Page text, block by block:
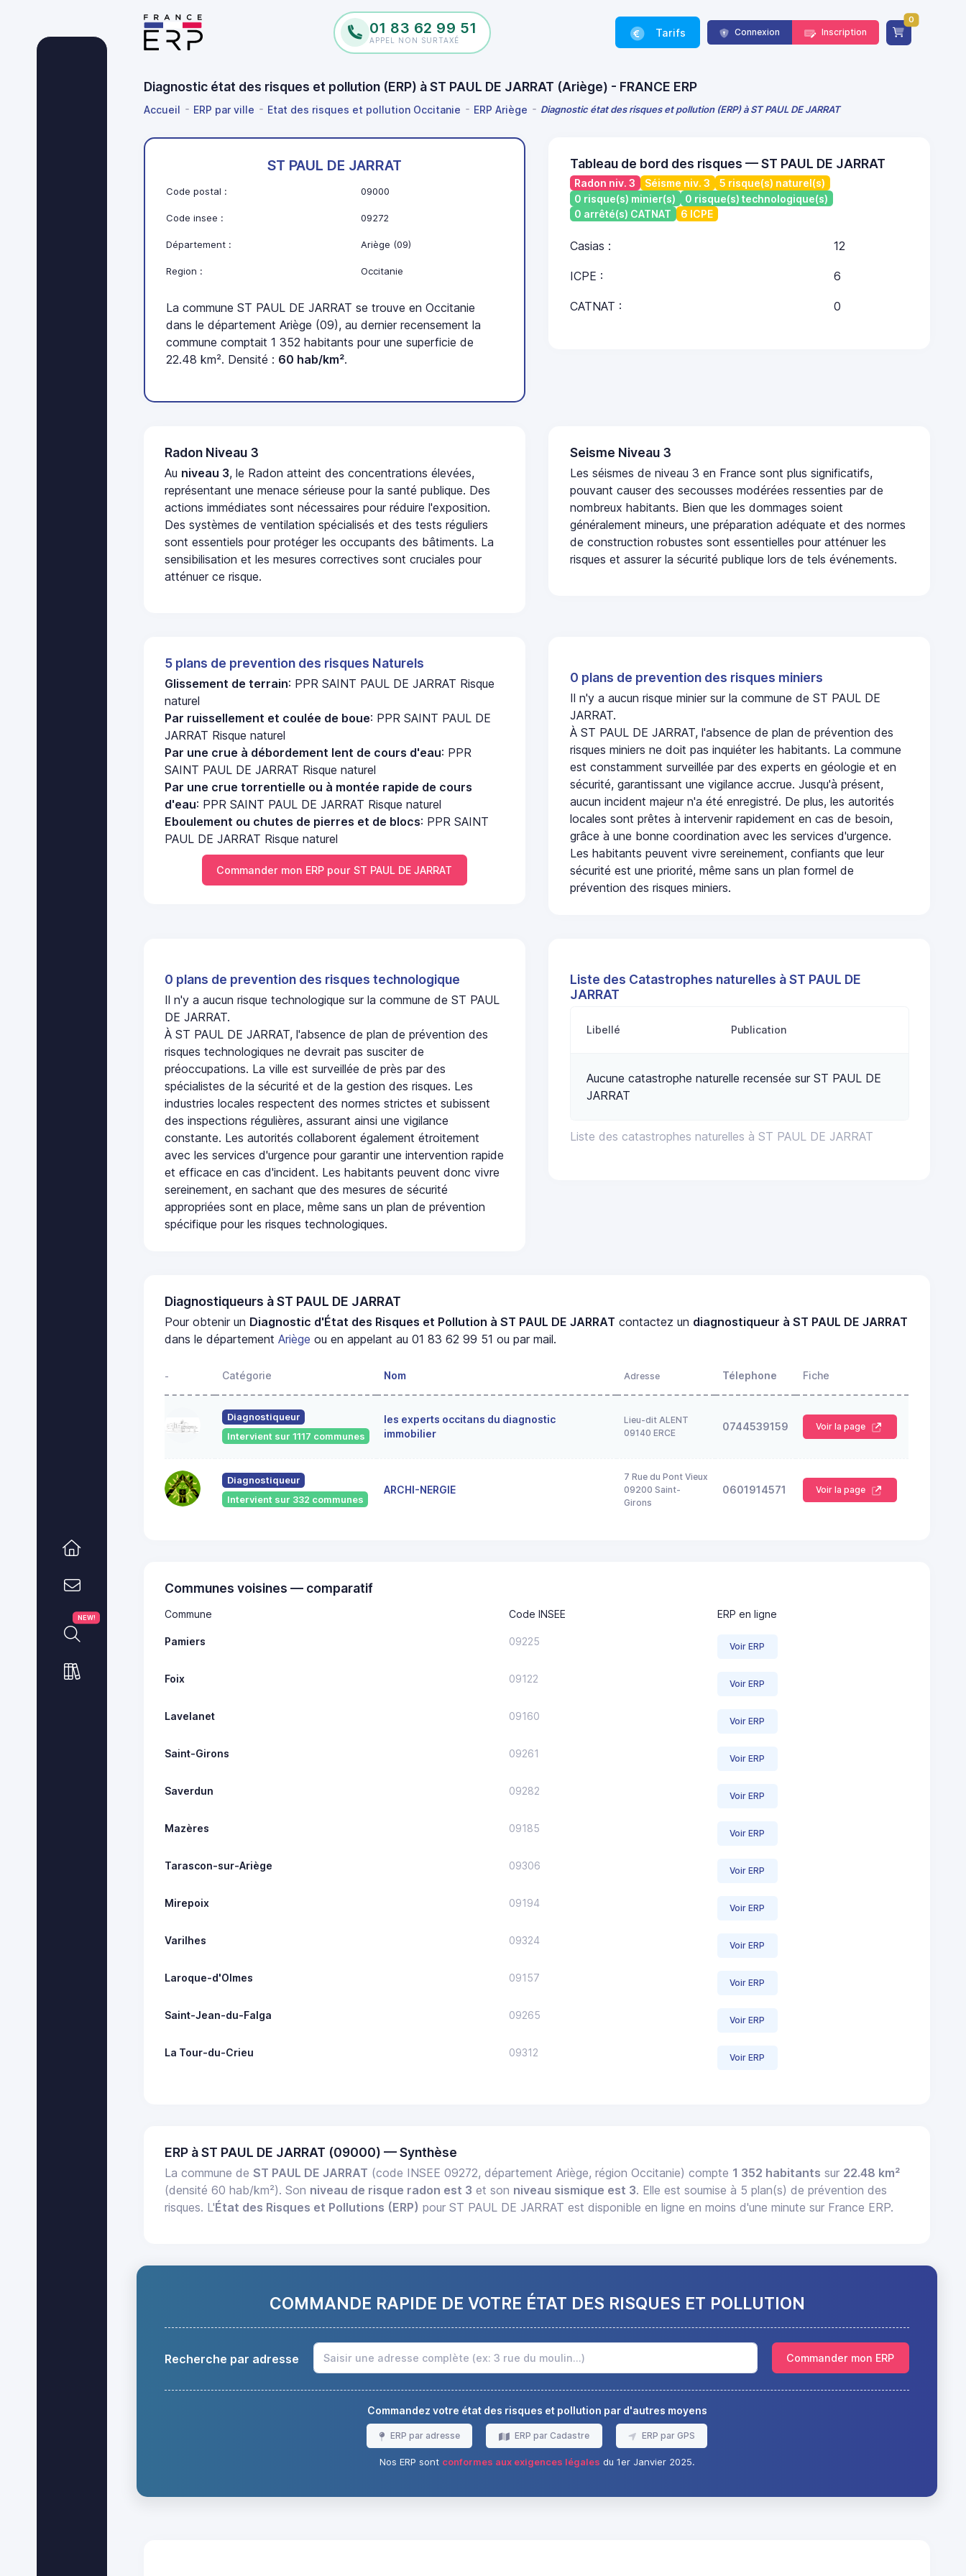
01 83 62 99 51
APPEL NON SURTAXÉ
Tarifs Connexion Inscription
0
Diagnostic état des risques et pollution (ERP) à ST PAUL DE JARRAT (Ariège) - FRANCE ERP
Accueil ERP par ville Etat des risques et pollution Occitanie ERP Ariège Diagnostic état des risques et pollution (ERP) à ST PAUL DE JARRAT
NEW!
ST PAUL DE JARRAT
Code postal : 09000
Code insee : 09272
Département : Ariège (09)
Region : Occitanie
La commune ST PAUL DE JARRAT se trouve en Occitanie
dans le département Ariège (09), au dernier recensement la
commune comptait 1 352 habitants pour une superficie de
22.48 km². Densité : 60 hab/km².
Tableau de bord des risques — ST PAUL DE JARRAT
Radon niv. 3 Séisme niv. 3
5 risque(s) naturel(s)
0 risque(s) minier(s)
0 risque(s) technologique(s)
0 arrêté(s) CATNAT
6 ICPE
Casias : 12
ICPE : 6
CATNAT : 0
Radon Niveau 3
Au niveau 3, le Radon atteint des concentrations élevées,
représentant une menace sérieuse pour la santé publique. Des
actions immédiates sont nécessaires pour réduire l'exposition.
Des systèmes de ventilation spécialisés et des tests réguliers
sont essentiels pour protéger les occupants des bâtiments. La
sensibilisation et les mesures correctives sont cruciales pour
atténuer ce risque.
Seisme Niveau 3
Les séismes de niveau 3 en France sont plus significatifs,
pouvant causer des secousses modérées ressenties par de
nombreux habitants. Bien que les dommages soient
généralement mineurs, une préparation adéquate et des normes
de construction robustes sont essentielles pour atténuer les
risques et assurer la sécurité publique lors de tels événements.
5 plans de prevention des risques Naturels
Glissement de terrain: PPR SAINT PAUL DE JARRAT Risque
naturel
Par ruissellement et coulée de boue: PPR SAINT PAUL DE
JARRAT Risque naturel
Par une crue à débordement lent de cours d'eau: PPR
SAINT PAUL DE JARRAT Risque naturel
Par une crue torrentielle ou à montée rapide de cours
d'eau: PPR SAINT PAUL DE JARRAT Risque naturel
Eboulement ou chutes de pierres et de blocs: PPR SAINT
PAUL DE JARRAT Risque naturel
Commander mon ERP pour ST PAUL DE JARRAT
0 plans de prevention des risques miniers
Il n'y a aucun risque minier sur la commune de ST PAUL DE
JARRAT.
À ST PAUL DE JARRAT, l'absence de plan de prévention des
risques miniers ne doit pas inquiéter les habitants. La commune
est constamment surveillée par des experts en géologie et en
sécurité, garantissant une vigilance accrue. Jusqu'à présent,
aucun incident majeur n'a été enregistré. De plus, les autorités
locales sont prêtes à intervenir rapidement en cas de besoin,
grâce à une bonne coordination avec les services d'urgence.
Les habitants peuvent vivre sereinement, confiants que leur
sécurité est une priorité, même sans un plan formel de
prévention des risques miniers.
0 plans de prevention des risques technologique
Il n'y a aucun risque technologique sur la commune de ST PAUL
DE JARRAT.
À ST PAUL DE JARRAT, l'absence de plan de prévention des
risques technologiques ne devrait pas susciter de
préoccupations. La ville est surveillée de près par des
spécialistes de la sécurité et de la gestion des risques. Les
industries locales respectent des normes strictes et subissent
des inspections régulières, assurant ainsi une vigilance
constante. Les autorités collaborent également étroitement
avec les services d'urgence pour garantir une intervention rapide
et efficace en cas d'incident. Les habitants peuvent donc vivre
sereinement, en sachant que des mesures de sécurité
appropriées sont en place, même sans un plan de prévention
spécifique pour les risques technologiques.
Liste des Catastrophes naturelles à ST PAUL DE
JARRAT
Liste des catastrophes naturelles à ST PAUL DE JARRAT
Libellé Publication
Aucune catastrophe naturelle recensée sur ST PAUL DE
JARRAT
Diagnostiqueurs à ST PAUL DE JARRAT
Pour obtenir un Diagnostic d'État des Risques et Pollution à ST PAUL DE JARRAT contactez un diagnostiqueur à ST PAUL DE JARRAT
dans le départementAriège ou en appelant au 01 83 62 99 51 ou par mail.
- Catégorie Nom Adresse Télephone Fiche
Diagnostiqueur
Intervient sur 1117 communes
les experts occitans du diagnostic
immobilier
Lieu-dit ALENT
09140 ERCE
0744539159 Voir la page
Diagnostiqueur
Intervient sur 332 communes
ARCHI-NERGIE
7 Rue du Pont Vieux
09200 Saint-
Girons
0601914571 Voir la page
Communes voisines — comparatif
Commune Code INSEE ERP en ligne
Pamiers 09225 Voir ERP
Foix 09122 Voir ERP
Lavelanet 09160 Voir ERP
Saint-Girons 09261 Voir ERP
Saverdun 09282 Voir ERP
Mazères 09185 Voir ERP
Tarascon-sur-Ariège 09306 Voir ERP
Mirepoix 09194 Voir ERP
Varilhes 09324 Voir ERP
Laroque-d'Olmes 09157 Voir ERP
Saint-Jean-du-Falga 09265 Voir ERP
La Tour-du-Crieu 09312 Voir ERP
ERP à ST PAUL DE JARRAT (09000) — Synthèse
La commune deST PAUL DE JARRAT (code INSEE 09272, département Ariège, région Occitanie) compte 1 352 habitants sur 22.48 km²
(densité 60 hab/km²). Son niveau de risque radon est 3 et son niveau sismique est 3. Elle est soumise à 5 plan(s) de prévention des
risques. L'État des Risques et Pollutions (ERP) pour ST PAUL DE JARRAT est disponible en ligne en moins d'une minute sur France ERP.
COMMANDE RAPIDE DE VOTRE ÉTAT DES RISQUES ET POLLUTION
Recherche par adresse Commander mon ERP
Commandez votre état des risques et pollution par d'autres moyens
ERP par adresse ERP par Cadastre ERP par GPS
Nos ERP sont conformes aux exigences légales du 1er Janvier 2025.